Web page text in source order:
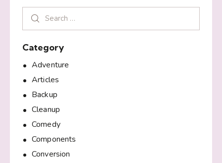
Category
Adventure
Articles
Backup
Cleanup
Comedy
Components
Conversion